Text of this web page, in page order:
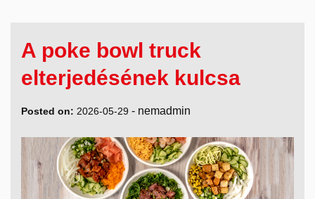
A poke bowl truck
elterjedésének kulcsa
Posted on: 2026-05-29 - nemadmin